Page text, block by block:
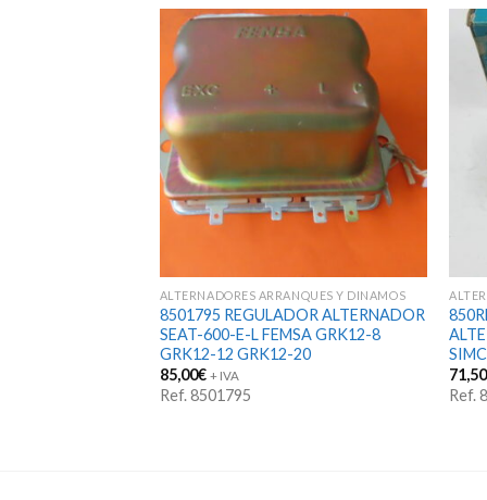
ALTERNADORES ARRANQUES Y DINAMOS
8501795 REGULADOR ALTERNADOR
SEAT-600-E-L FEMSA GRK12-8
GRK12-12 GRK12-20
85,00€ + IVA
Ref. 8501795
71,50
Ref.